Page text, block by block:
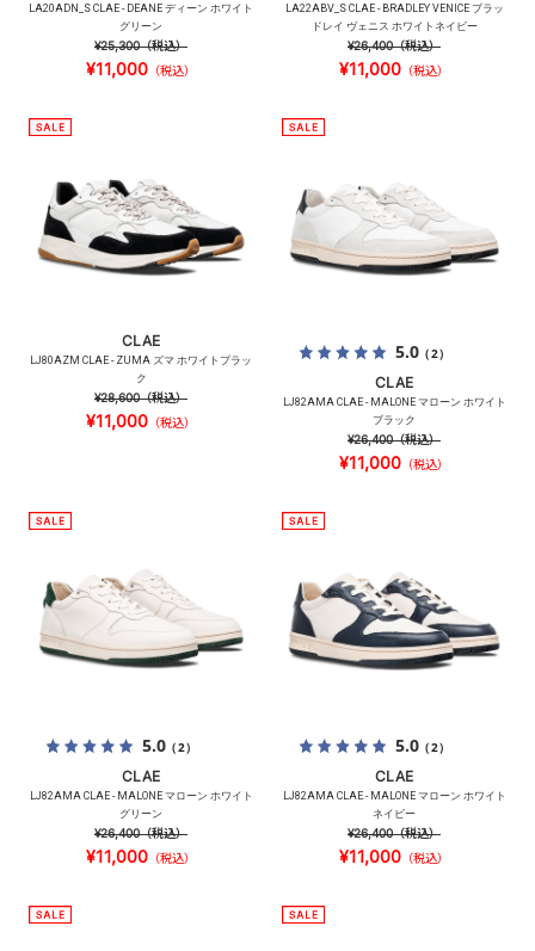
LA20ADN_S CLAE - DEANE ディーン ホワイト
グリーン
¥25,300（税込）
¥11,000 （税込）
LA22ABV_S CLAE - BRADLEY VENICE ブラッ
ドレイ ヴェニス ホワイトネイビー
¥26,400（税込）
¥11,000 （税込）
CLAE
LJ80AZM CLAE - ZUMA ズマ ホワイトブラッ
ク
¥28,600（税込）
¥11,000 （税込）
5.0（2）
CLAE
LJ82AMA CLAE - MALONE マローン ホワイト
ブラック
¥26,400（税込）
¥11,000 （税込）
5.0（2）
CLAE
LJ82AMA CLAE - MALONE マローン ホワイト
グリーン
¥26,400（税込）
¥11,000 （税込）
5.0（2）
CLAE
LJ82AMA CLAE - MALONE マローン ホワイト
ネイビー
¥26,400（税込）
¥11,000 （税込）